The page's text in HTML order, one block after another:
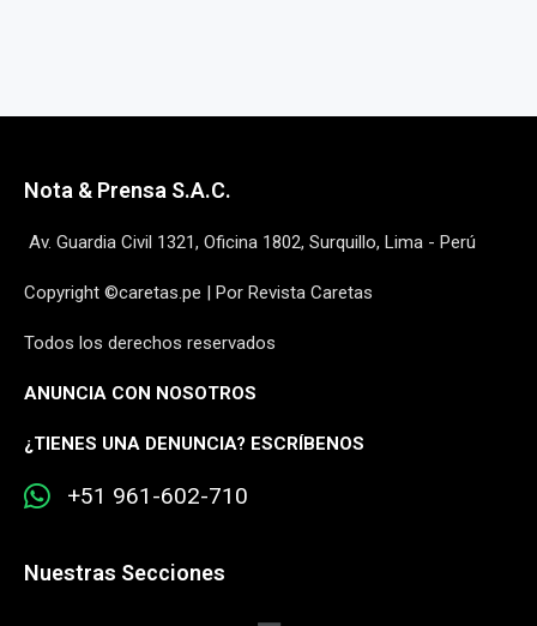
Nota & Prensa S.A.C.
Av. Guardia Civil 1321, Oficina 1802, Surquillo, Lima - Perú
Copyright ©caretas.pe | Por Revista Caretas
Todos los derechos reservados
ANUNCIA CON NOSOTROS
¿TIENES UNA DENUNCIA? ESCRÍBENOS
+51 961-602-710
Nuestras Secciones